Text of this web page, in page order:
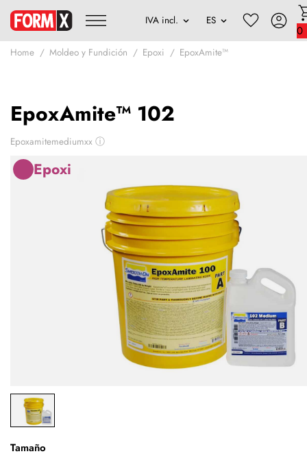
0
Home Moldeo y Fundición Epoxi EpoxAmite™
EpoxAmite™ 102
Epoxamitemediumxx ⓘ
Epoxi
Tamaño